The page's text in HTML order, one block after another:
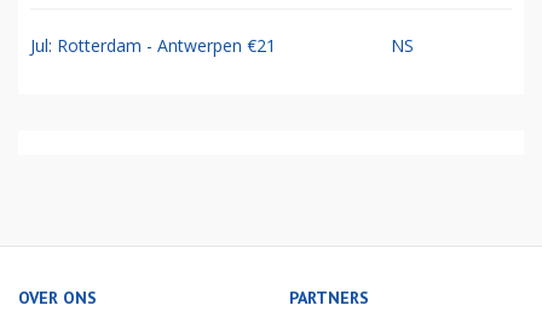
Jul: Rotterdam - Antwerpen €21 NS
OVER ONS PARTNERS